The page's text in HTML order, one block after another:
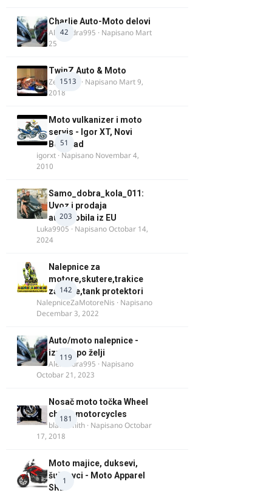
42
Charlie Auto-Moto delovi
Alexandra995 · Napisano Mart
25
1513
TwinZ Auto & Moto
Zeljkamp · Napisano Mart 9,
2018
51
Moto vulkanizer i moto
servis - Igor XT, Novi
Beograd
igorxt · Napisano Novembar 4,
2010
203
Samo_dobra_kola_011:
Uvoz i prodaja
automobila iz EU
Luka9905 · NapisanoOctobar 14,
2024
142
Nalepnice za
motore,skutere,trakice
za felne,tank protektori
NalepniceZaMotoreNis · Napisano
Decembar 3, 2022
119
Auto/moto nalepnice -
izrada po želji
Alexandra995 · Napisano
Octobar 21, 2023
181
Nosač moto točka Wheel
chock motorcycles
blacksmith · NapisanoOctobar
17, 2018
1
Moto majice, duksevi,
šuškavci - Moto Apparel
SRB